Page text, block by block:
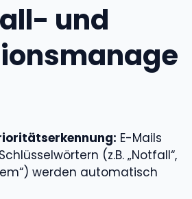
und
E-Mails
(z.B. „Notfall“,
werden automatisch